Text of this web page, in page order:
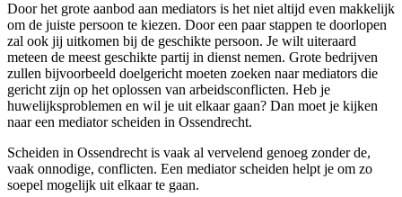
Door het grote aanbod aan mediators is het niet altijd even makkelijk
om de juiste persoon te kiezen. Door een paar stappen te doorlopen
zal ook jij uitkomen bij de geschikte persoon. Je wilt uiteraard
meteen de meest geschikte partij in dienst nemen. Grote bedrijven
zullen bijvoorbeeld doelgericht moeten zoeken naar mediators die
gericht zijn op het oplossen van arbeidsconflicten. Heb je
huwelijksproblemen en wil je uit elkaar gaan? Dan moet je kijken
naar een mediator scheiden in Ossendrecht.
Scheiden in Ossendrecht is vaak al vervelend genoeg zonder de,
vaak onnodige, conflicten. Een mediator scheiden helpt je om zo
soepel mogelijk uit elkaar te gaan.